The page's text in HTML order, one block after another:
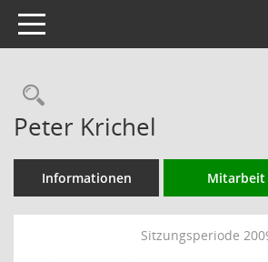
Toggle navigation
Rechercheauswahl
Peter Krichel
Informationen Mitarbeit
Sitzungsperiode